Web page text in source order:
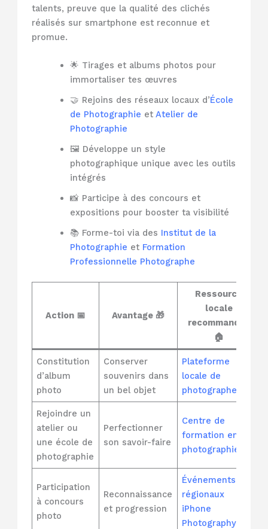
talents, preuve que la qualité des clichés
réalisés sur smartphone est reconnue et
promue.
🌟 Tirages et albums photos pour
immortaliser tes œuvres
🤝 Rejoins des réseaux locaux d’École
de Photographie et Atelier de
Photographie
🖼️ Développe un style
photographique unique avec les outils
intégrés
📸 Participe à des concours et
expositions pour booster ta visibilité
📚 Forme-toi via des Institut de la
Photographie et Formation
Professionnelle Photographe
Action 📅 Avantage 🎁
Ressource
locale
recommandée
🏠
Constitution
d’album
photo
Conserver
souvenirs dans
un bel objet
Plateforme
locale de
photographes
Rejoindre un
atelier ou
une école de
photographie
Perfectionner
son savoir-faire
Centre de
formation en
photographie
Participation
à concours
photo
Reconnaissance
et progression
Événements
régionaux
iPhone
Photography